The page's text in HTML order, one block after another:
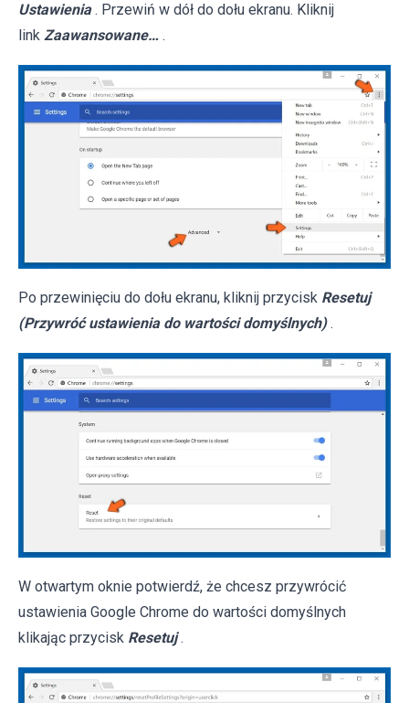
Ustawienia . Przewiń w dół do dołu ekranu. Kliknij
link Zaawansowane… .
Po przewinięciu do dołu ekranu, kliknij przycisk Resetuj
(Przywróć ustawienia do wartości domyślnych) .
W otwartym oknie potwierdź, że chcesz przywrócić
ustawienia Google Chrome do wartości domyślnych
klikając przycisk Resetuj .